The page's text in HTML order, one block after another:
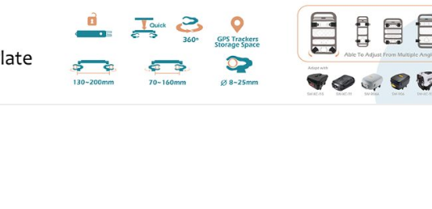
Update
戶外探索 Outside
主題書籍